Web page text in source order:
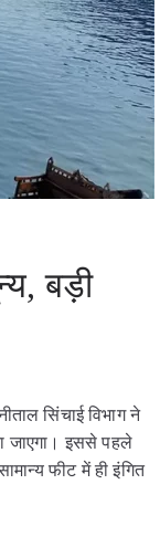
बड़ी
सिंचाई विभाग ने
जाएगा। इससे पहले
फीट में ही इंगित